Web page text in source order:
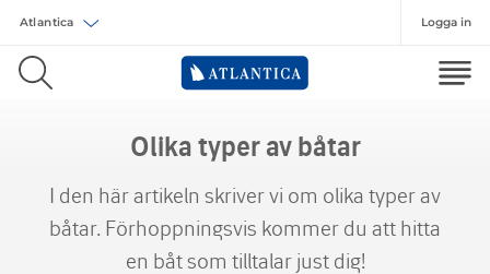
Välj försäkring
Logga in
Olika typer av båtar
I den här artikeln skriver vi om olika typer av
båtar. Förhoppningsvis kommer du att hitta
en båt som tilltalar just dig!